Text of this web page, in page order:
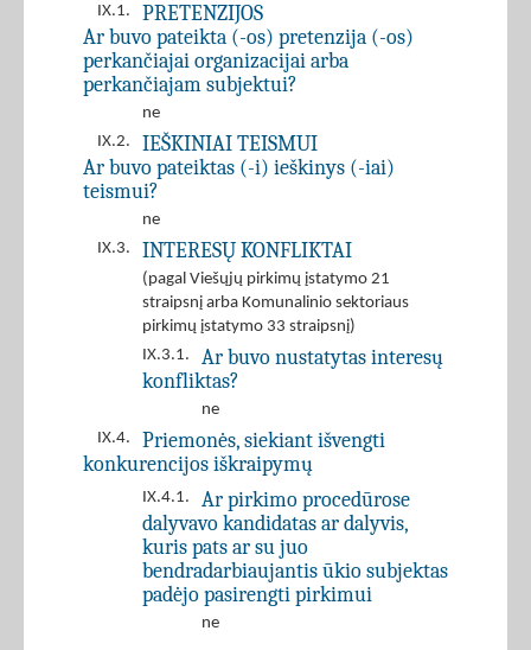
IX.1.
PRETENZIJOS
Ar buvo pateikta (-os) pretenzija (-os)
perkančiajai organizacijai arba
perkančiajam subjektui?
ne
IX.2.
IEŠKINIAI TEISMUI
Ar buvo pateiktas (-i) ieškinys (-iai)
teismui?
ne
IX.3.
INTERESŲ KONFLIKTAI
(pagal Viešųjų pirkimų įstatymo 21
straipsnį arba Komunalinio sektoriaus
pirkimų įstatymo 33 straipsnį)
IX.3.1.
Ar buvo nustatytas interesų
konfliktas?
ne
IX.4.
Priemonės, siekiant išvengti
konkurencijos iškraipymų
IX.4.1.
Ar pirkimo procedūrose
dalyvavo kandidatas ar dalyvis,
kuris pats ar su juo
bendradarbiaujantis ūkio subjektas
padėjo pasirengti pirkimui
ne